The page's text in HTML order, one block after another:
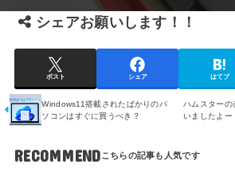
シェアお願いします！！
ポスト シェア はてブ
ハムスターの
いましたよー
Windows11搭載されたばかりのパ
ソコンはすぐに買うべき？
RECOMMEND